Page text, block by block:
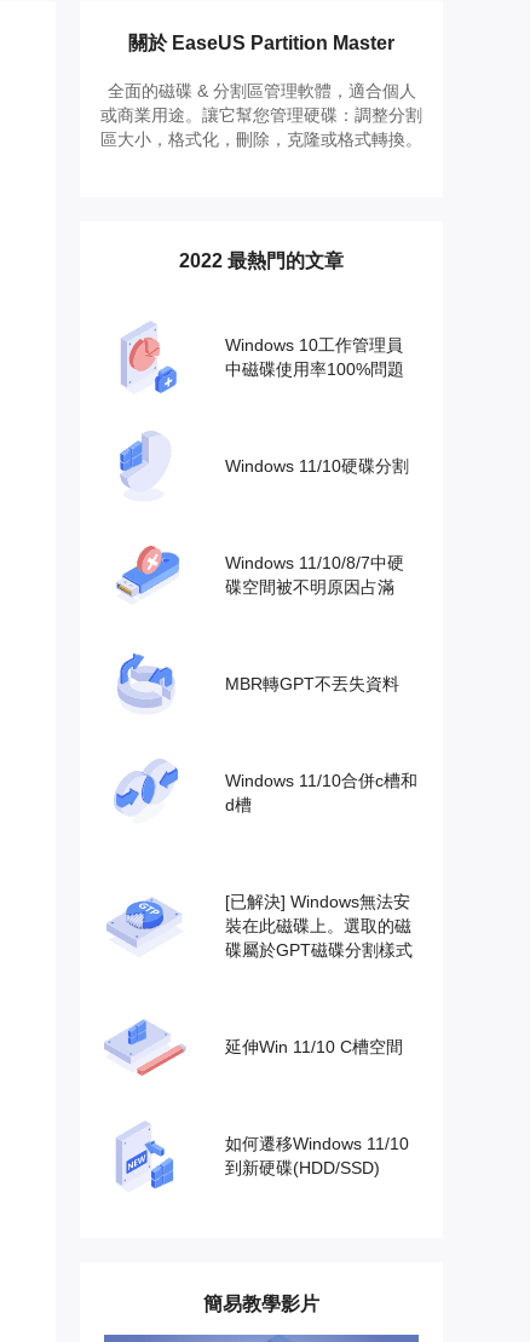
下載線上影片/音樂
EaseUS VoiceWave
即時變聲
線上刪除人聲
MakeMyAudio
邀請好友，賺取獎勵
關於 EaseUS Partition Master
全面的磁碟 & 分割區管理軟體，適合個人
或商業用途。讓它幫您管理硬碟：調整分割
區大小，格式化，刪除，克隆或格式轉換。
2022 最熱門的文章
Windows 10工作管理員
中磁碟使用率100%問題
Windows 11/10硬碟分割
Windows 11/10/8/7中硬
碟空間被不明原因占滿
MBR轉GPT不丟失資料
Windows 11/10合併c槽和
d槽
[已解決] Windows無法安
裝在此磁碟上。選取的磁
碟屬於GPT磁碟分割樣式
延伸Win 11/10 C槽空間
如何遷移Windows 11/10
到新硬碟(HDD/SSD)
簡易教學影片